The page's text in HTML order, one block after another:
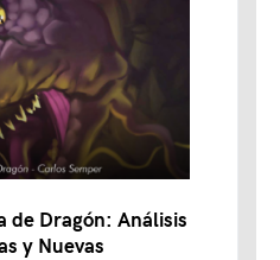
de Dragón: Análisis
y Nuevas